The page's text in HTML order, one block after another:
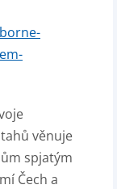
věnuje
spjatým
Čech a